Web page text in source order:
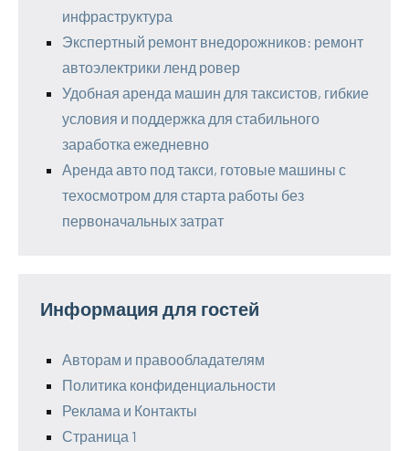
инфраструктура
Экспертный ремонт внедорожников: ремонт
автоэлектрики ленд ровер
Удобная аренда машин для таксистов, гибкие
условия и поддержка для стабильного
заработка ежедневно
Аренда авто под такси, готовые машины с
техосмотром для старта работы без
первоначальных затрат
Информация для гостей
Авторам и правообладателям
Политика конфиденциальности
Реклама и Контакты
Страница 1